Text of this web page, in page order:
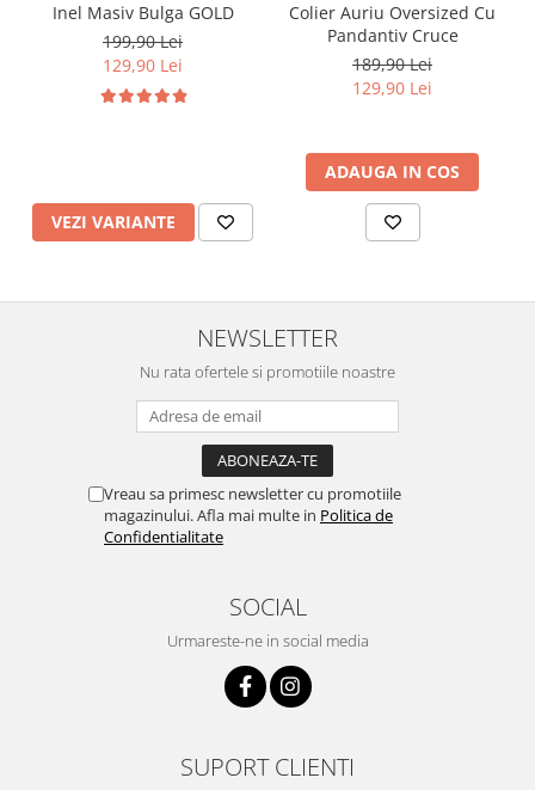
Inel Masiv Bulga GOLD
199,90 Lei
129,90 Lei
VEZI VARIANTE
Colier Auriu Oversized Cu
Pandantiv Cruce
189,90 Lei
129,90 Lei
ADAUGA IN COS
NEWSLETTER
Nu rata ofertele si promotiile noastre
Vreau sa primesc newsletter cu promotiile
magazinului. Afla mai multe in Politica de
Confidentialitate
SOCIAL
Urmareste-ne in social media
SUPORT CLIENTI